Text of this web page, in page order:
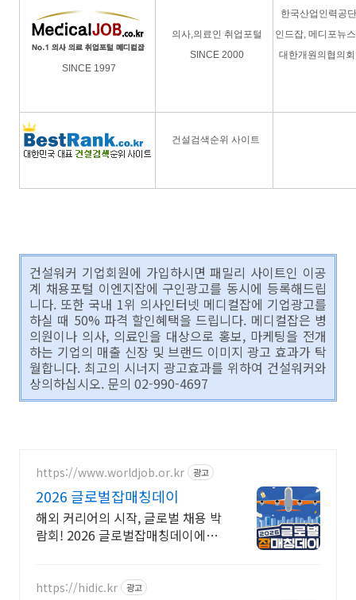
SINCE 1997
의사,의료인 취업포털
SINCE 2000
한국산업인력공
인드잡, 메디포뉴
대한개원의협의
건설검색순위 사이트
건설워커 기업회원에 가입하시면 패밀리 사이트인 이공
계 채용포털 이엔지잡에 구인광고를 동시에 등록해드립
니다. 또한 국내 1위 의사인터넷 메디컬잡에 기업광고를
하실 때 50% 파격 할인혜택을 드립니다. 메디컬잡은 병
의원이나 의사, 의료인을 대상으로 홍보, 마케팅을 전개
하는 기업의 매출 신장 및 브랜드 이미지 광고 효과가 탁
월합니다. 최고의 시너지 광고효과를 위하여 건설워커와
상의하십시오. 문의 02-990-4697
https://www.worldjob.or.kr 광고
2026 글로벌잡매칭데이
해외 커리어의 시작, 글로벌 채용 박
람회! 2026 글로벌잡매칭데이에서
https://hidic.kr 광고